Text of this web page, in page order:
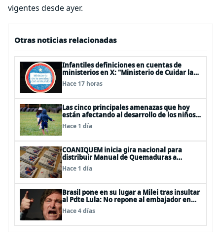
vigentes desde ayer.
Otras noticias relacionadas
Infantiles definiciones en cuentas de
ministerios en X: "Ministerio de Cuidar la
Plata", "Ministerio de la amistad..."
Hace 17 horas
Las cinco principales amenazas que hoy
están afectando al desarrollo de los niños
en Chile
Hace 1 día
COANIQUEM inicia gira nacional para
distribuir Manual de Quemaduras a
profesionales de la salud
Hace 1 día
Brasil pone en su lugar a Milei tras insultar
al Pdte Lula: No repone al embajador en
BBSS y rebaja la relación bilateral
Hace 4 días